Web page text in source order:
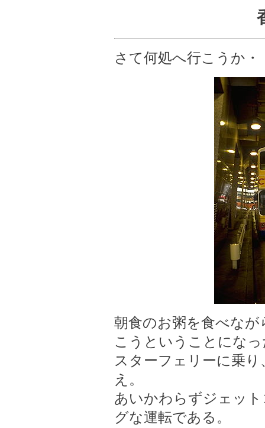
さて何処へ行こうか
朝食のお粥を食べな
こうということにな
スターフェリーに乗
え。
あいかわらずジェッ
グな運転である。